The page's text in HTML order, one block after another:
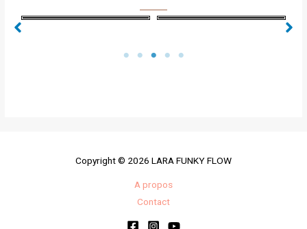
Copyright © 2026 LARA FUNKY FLOW
A propos
Contact